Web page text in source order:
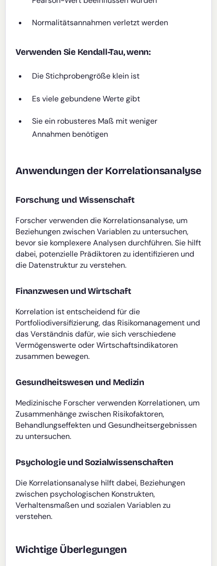
Normalitätsannahmen verletzt werden
Verwenden Sie Kendall-Tau, wenn:
Die Stichprobengröße klein ist
Es viele gebundene Werte gibt
Sie ein robusteres Maß mit weniger
Annahmen benötigen
Anwendungen der Korrelationsanalyse
Forschung und Wissenschaft
Forscher verwenden die Korrelationsanalyse, um
Beziehungen zwischen Variablen zu untersuchen,
bevor sie komplexere Analysen durchführen. Sie hilft
dabei, potenzielle Prädiktoren zu identifizieren und
die Datenstruktur zu verstehen.
Finanzwesen und Wirtschaft
Korrelation ist entscheidend für die
Portfoliodiversifizierung, das Risikomanagement und
das Verständnis dafür, wie sich verschiedene
Vermögenswerte oder Wirtschaftsindikatoren
zusammen bewegen.
Gesundheitswesen und Medizin
Medizinische Forscher verwenden Korrelationen, um
Zusammenhänge zwischen Risikofaktoren,
Behandlungseffekten und Gesundheitsergebnissen
zu untersuchen.
Psychologie und Sozialwissenschaften
Die Korrelationsanalyse hilft dabei, Beziehungen
zwischen psychologischen Konstrukten,
Verhaltensmaßen und sozialen Variablen zu
verstehen.
Wichtige Überlegungen